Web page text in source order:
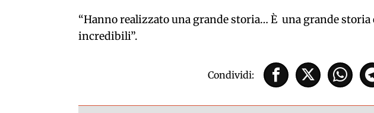
“Hanno realizzato una grande storia… È una grande storia
incredibili”.
Condividi: